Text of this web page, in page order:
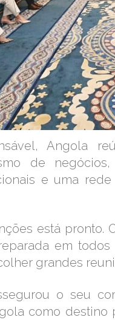
Angola
de
e uma
está pronto.
em
grandes
o seu
como destino